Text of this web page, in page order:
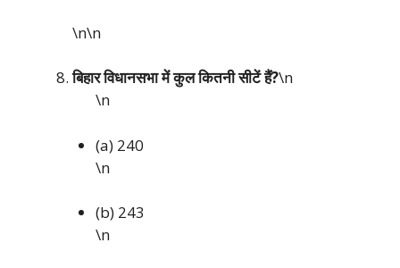
\n\n
बिहार विधानसभा में कुल कितनी सीटें हैं?\n
\n
(a) 240
\n
(b) 243
\n